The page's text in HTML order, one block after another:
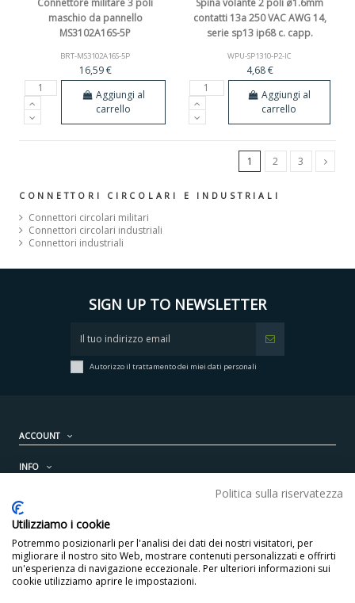
Connettore militare 3 poli
maschio da pannello
MS3102A16S-5P
BRT-MS3102A16S-5P
16,59 €
Aggiungi al
carrello
Spina volante 2 poli ø1.6mm
contatti 13a 250 VAC AWG 14,
serie sp13 ip68 c. capp.
WPU-SP1310-P2-IC
4,68 €
Aggiungi al
carrello
1 2 3
CONNETTORI CIRCOLARI E INDUSTRIALI
Connettori circolari militari
Connettori circolari industriali
Connettori industriali
SIGN UP TO NEWSLETTER
Autorizzo il trattamento dei miei dati personali
ACCOUNT
INFO
CONTATTI
Politica sulla riservatezza
Utilizziamo i cookie
Potremmo posizionarli per l'analisi dei dati dei nostri visitatori, per
migliorare il nostro sito Web, mostrare contenuti personalizzati e offrirti
un'esperienza di navigazione eccezionale. Per ulteriori informazioni sui
cookie utilizziamo aprire le impostazioni.